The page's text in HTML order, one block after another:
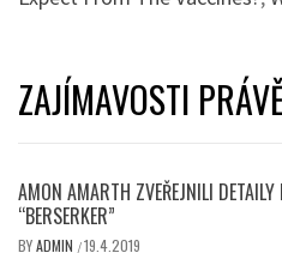
ZAJÍMAVOSTI
AMON AMARTH ZVEŘEJNILI
“BERSERKER”
BYADMIN /19.4.2019